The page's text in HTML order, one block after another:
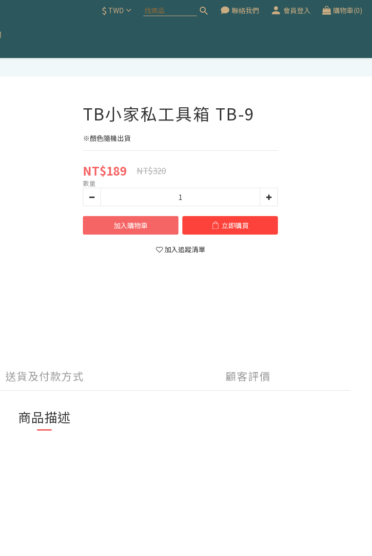
$ TWD 聯絡我們 會員登入 購物車(0)
TB小家私工具箱 TB-9
※顏色隨機出貨
NT$189 NT$320
數量
加入購物車 立即購買
加入追蹤清單
送貨及付款方式 顧客評價
商品描述